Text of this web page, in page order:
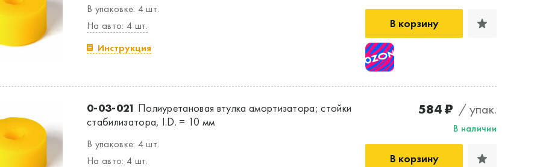
В упаковке: 4 шт.
На авто: 4 шт.
Инструкция
В корзину
0-03-021 Полиуретановая втулка амортизатора; стойки
стабилизатора, I.D. = 10 мм
В упаковке: 4 шт.
На авто: 4 шт.
584 ₽ / упак.
В наличии
В корзину